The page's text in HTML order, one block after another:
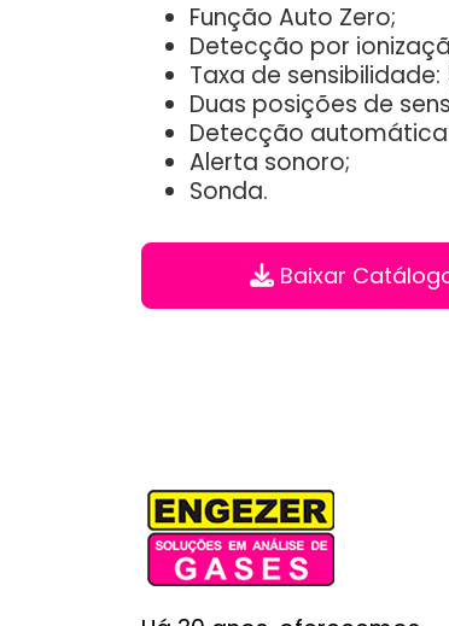
Função Auto Zero;
Detecção por
Taxa de sensibilidade:
Duas posições de
Detecção
Alerta sonoro;
Sonda.
Baixar